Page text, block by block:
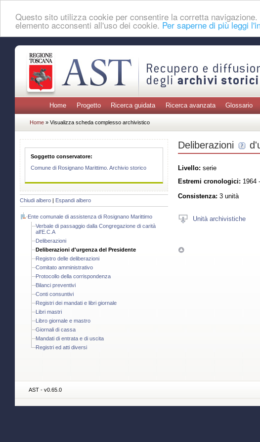
Questo sito utilizza cookie per consentire la corretta
elemento acconsenti all'uso dei cookie. Per saperne di più leggi
Home Progetto Ricerca guidata Ricerca avanzata Glossario
Home » Visualizza scheda complesso archivistico
Soggetto conservatore:
Comune di Rosignano Marittimo. Archivio storico
Chiudi albero Espandi albero
Ente comunale di assistenza di Rosignano Marittimo
Verbale di passaggio dalla Congregazione di carità
all'E.C.A
Deliberazioni
Deliberazioni d'urgenza del Presidente
Registro delle deliberazioni
Comitato amministrativo
Protocollo della corrispondenza
Bilanci preventivi
Conti consuntivi
Registri dei mandati e libri giornale
Libri mastri
Libro giornale e mastro
Giornali di cassa
Mandati di entrata e di uscita
Registri ed atti diversi
Deliberazioni
Livello: serie
Estremi cronologici: 1964
Consistenza: 3 unità
Unità archivistiche
AST - v0.65.0